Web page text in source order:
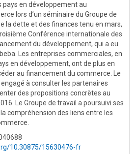
pays en développement au
lors d’un séminaire du Groupe de
la dette et des finances tenu en mars,
Conférence internationale des
du développement, qui a eu
Les entreprises commerciales, en
en développement, ont de plus en
au financement du commerce. Le
engagé à consulter les partenaires
des propositions concrètes au
Le Groupe de travail a poursuivi ses
compréhension des liens entre les
10.30875/15630476-fr